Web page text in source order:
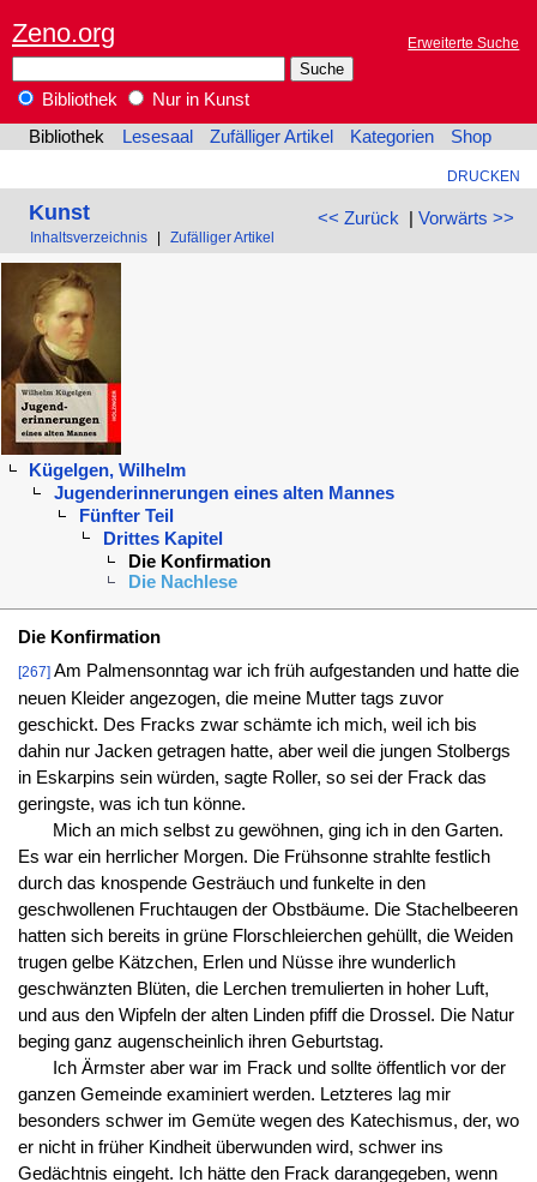
Zeno.org Erweiterte Suche
Bibliothek
Nur in Kunst
Bibliothek
Lesesaal Zufälliger Artikel Kategorien Shop
DRUCKEN
<< Zurück | Vorwärts >>
Kunst
Inhaltsverzeichnis Zufälliger Artikel
Kügelgen, Wilhelm
Jugenderinnerungen eines alten Mannes
Fünfter Teil
Drittes Kapitel
Die Konfirmation
Die Nachlese
Die Konfirmation
[267]Am Palmensonntag war ich früh aufgestanden und hatte die
neuen Kleider angezogen, die meine Mutter tags zuvor
geschickt. Des Fracks zwar schämte ich mich, weil ich bis
dahin nur Jacken getragen hatte, aber weil die jungen Stolbergs
in Eskarpins sein würden, sagte Roller, so sei der Frack das
geringste, was ich tun könne.
Mich an mich selbst zu gewöhnen, ging ich in den Garten.
Es war ein herrlicher Morgen. Die Frühsonne strahlte festlich
durch das knospende Gesträuch und funkelte in den
geschwollenen Fruchtaugen der Obstbäume. Die Stachelbeeren
hatten sich bereits in grüne Florschleierchen gehüllt, die Weiden
trugen gelbe Kätzchen, Erlen und Nüsse ihre wunderlich
geschwänzten Blüten, die Lerchen tremulierten in hoher Luft,
und aus den Wipfeln der alten Linden pfiff die Drossel. Die Natur
beging ganz augenscheinlich ihren Geburtstag.
Ich Ärmster aber war im Frack und sollte öffentlich vor der
ganzen Gemeinde examiniert werden. Letzteres lag mir
besonders schwer im Gemüte wegen des Katechismus, der, wo
er nicht in früher Kindheit überwunden wird, schwer ins
Gedächtnis eingeht. Ich hätte den Frack darangegeben, wenn